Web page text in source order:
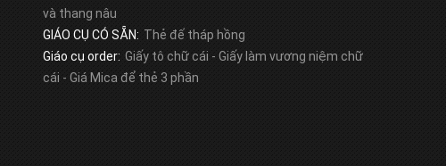
và thang nâu
GIÁO CỤ CÓ SẴN: Thẻ đế tháp hồng
Giáo cụ order: Giấy tô chữ cái - Giấy làm vương niệm chữ
cái - Giá Mica để thẻ 3 phần